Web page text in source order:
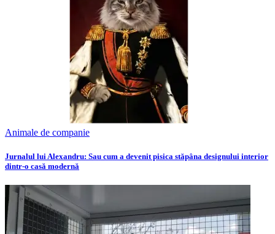
Animale de companie
Jurnalul lui Alexandru: Sau cum a devenit pisica stăpâna designului interior
dintr-o casă modernă